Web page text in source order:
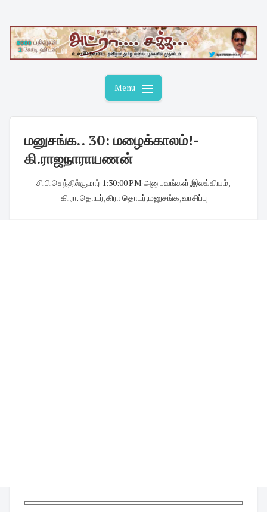
content
Menu
மனுசங்க.. 30: மழைக்காலம்!-
கி.ராஜநாராயணன்
சி.பி.செந்தில்குமார் 1:30:00 PM அனுபவங்கள்,இலக்கியம்,
கி.ரா. தொடர்,கிரா தொடர்,மனுசங்க,வாசிப்பு